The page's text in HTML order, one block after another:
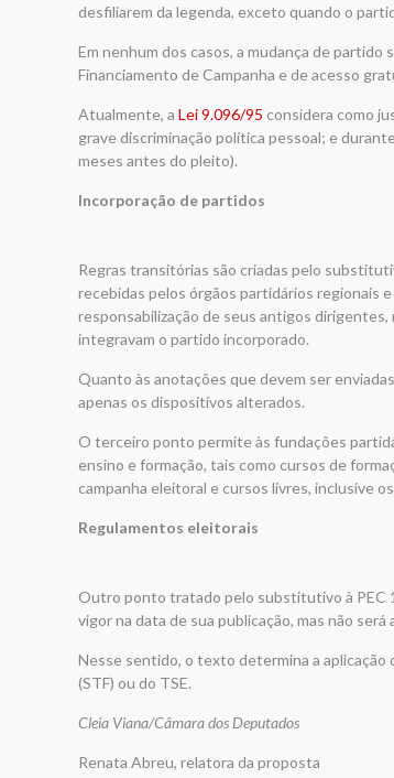
desfiliarem da legenda, exceto quando o
Em nenhum dos casos, a mudança de
Financiamento de Campanha e de acesso
Atualmente, aLei 9.096/95 considera como
grave discriminação política pessoal; e
meses antes do pleito).
Incorporação de partidos
Regras transitórias são criadas pelo
recebidas pelos órgãos partidários regionais
responsabilização de seus antigos
integravam o partido incorporado.
Quanto às anotações que devem ser
apenas os dispositivos alterados.
O terceiro ponto permite às fundações
ensino e formação, tais como cursos de
campanha eleitoral e cursos livres, inclusive
Regulamentos eleitorais
Outro ponto tratado pelo substitutivo à PEC
vigor na data de sua publicação, mas não
Nesse sentido, o texto determina a
(STF) ou do TSE.
Cleia Viana/Câmara dos Deputados
Renata Abreu, relatora da proposta